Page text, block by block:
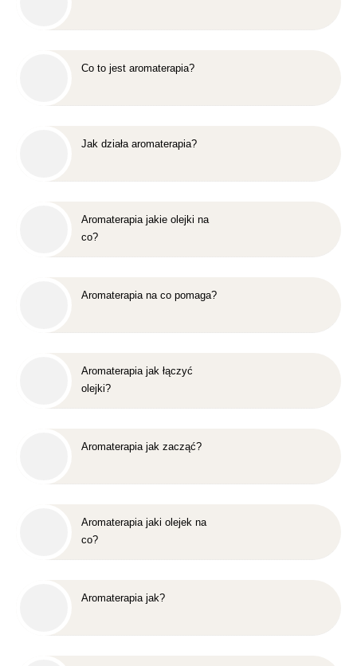
Co to jest aromaterapia?
Jak działa aromaterapia?
Aromaterapia jakie olejki na
co?
Aromaterapia na co pomaga?
Aromaterapia jak łączyć
olejki?
Aromaterapia jak zacząć?
Aromaterapia jaki olejek na
co?
Aromaterapia jak?